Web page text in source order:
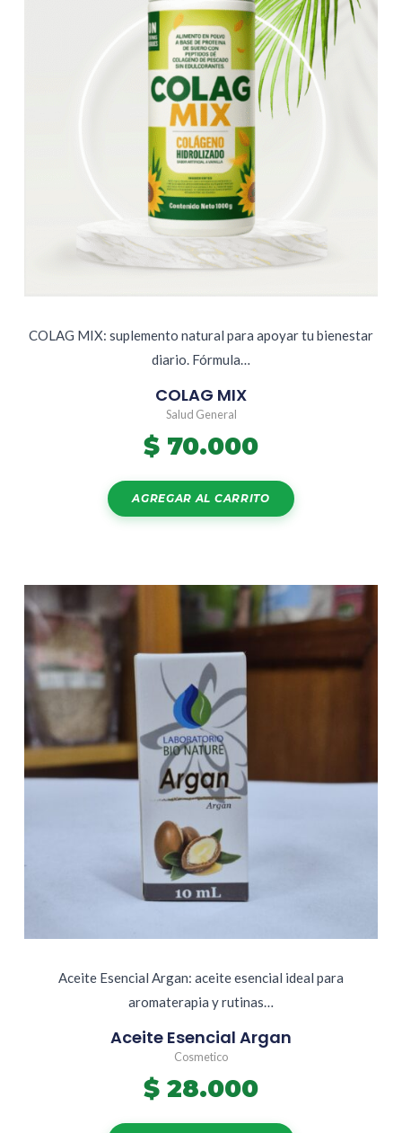
COLAG MIX: suplemento natural para apoyar tu bienestar
diario. Fórmula…
COLAG MIX
Salud General
$ 70.000
AGREGAR AL CARRITO
Aceite Esencial Argan: aceite esencial ideal para
aromaterapia y rutinas…
Aceite Esencial Argan
Cosmetico
$ 28.000